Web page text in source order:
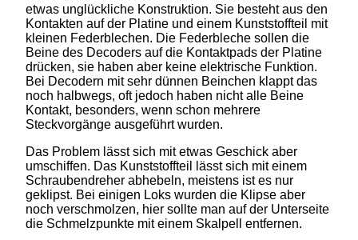
etwas unglückliche Konstruktion. Sie besteht aus den
Kontakten auf der Platine und einem Kunststoffteil mit
kleinen Federblechen. Die Federbleche sollen die
Beine des Decoders auf die Kontaktpads der Platine
drücken, sie haben aber keine elektrische Funktion.
Bei Decodern mit sehr dünnen Beinchen klappt das
noch halbwegs, oft jedoch haben nicht alle Beine
Kontakt, besonders, wenn schon mehrere
Steckvorgänge ausgeführt wurden.
Das Problem lässt sich mit etwas Geschick aber
umschiffen. Das Kunststoffteil lässt sich mit einem
Schraubendreher abhebeln, meistens ist es nur
geklipst. Bei einigen Loks wurden die Klipse aber
noch verschmolzen, hier sollte man auf der Unterseite
die Schmelzpunkte mit einem Skalpell entfernen.